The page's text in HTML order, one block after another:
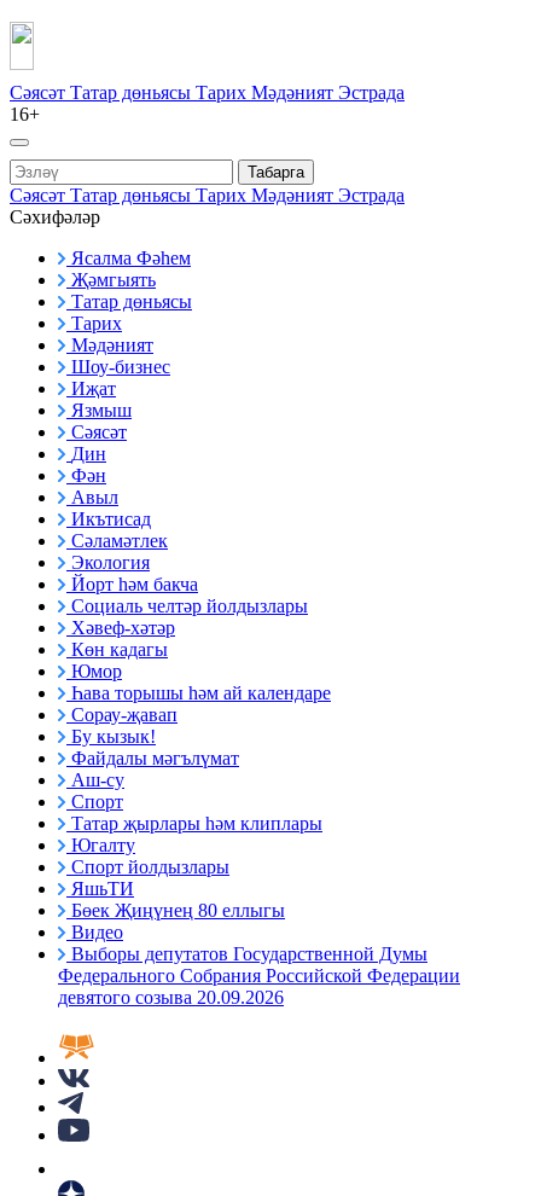
Сәясәт Татар дөньясы Тарих Мәдәният Эстрада
16+
Табарга
Сәясәт Татар дөньясы Тарих Мәдәният Эстрада
Сәхифәләр
Ясалма Фәһем
Җәмгыять
Татар дөньясы
Тарих
Мәдәният
Шоу-бизнес
Иҗат
Язмыш
Сәясәт
Дин
Фән
Авыл
Икътисад
Сәламәтлек
Экология
Йорт һәм бакча
Социаль челтәр йолдызлары
Хәвеф-хәтәр
Көн кадагы
Юмор
Һава торышы һәм ай календаре
Сорау-җавап
Бу кызык!
Файдалы мәгълүмат
Аш-су
Спорт
Татар җырлары һәм клиплары
Югалту
Спорт йолдызлары
ЯшьТИ
Бөек Җиңүнең 80 еллыгы
Видео
Выборы депутатов Государственной Думы
Федерального Собрания Российской Федерации
девятого созыва 20.09.2026